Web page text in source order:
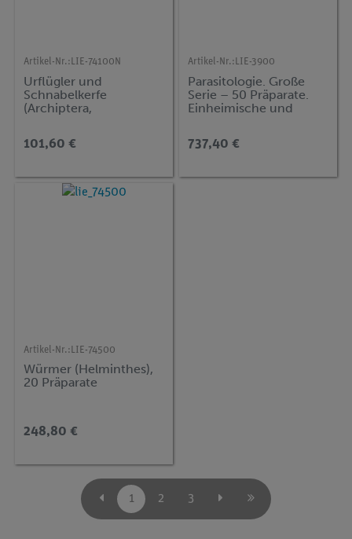
Artikel-Nr.: LIE-74100N
Urflügler und
Schnabelkerfe
(Archiptera,
erweiterte Serie, 10
Präparate
101,60 €
Artikel-Nr.: LIE-3900
Parasitologie. Große
Serie – 50 Präparate.
Einheimische und
Haustiere.
737,40 €
Artikel-Nr.: LIE-74500
Würmer (Helminthes),
20 Präparate
248,80 €
1 2 3